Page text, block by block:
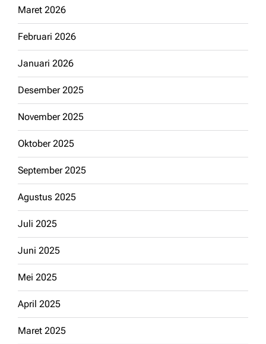
Maret 2026
Februari 2026
Januari 2026
Desember 2025
November 2025
Oktober 2025
September 2025
Agustus 2025
Juli 2025
Juni 2025
Mei 2025
April 2025
Maret 2025